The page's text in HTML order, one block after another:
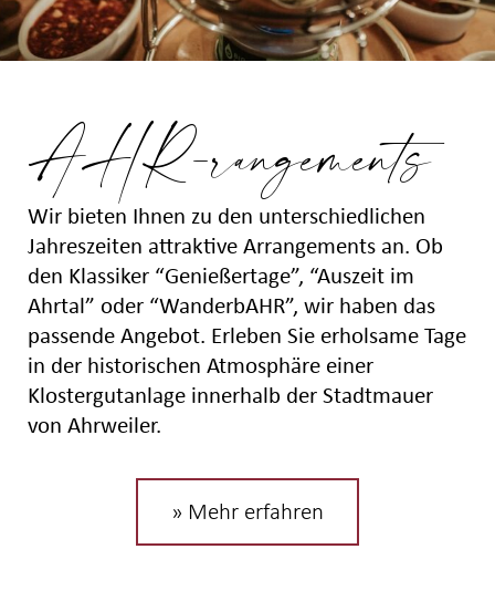
AHR-rangements
Wir bieten Ihnen zu den unterschiedlichen
Jahreszeiten attraktive Arrangements an. Ob
den Klassiker “Genießertage”, “Auszeit im
Ahrtal” oder “WanderbAHR”, wir haben das
passende Angebot. Erleben Sie erholsame Tage
in der historischen Atmosphäre einer
Klostergutanlage innerhalb der Stadtmauer
von Ahrweiler.
» Mehr erfahren